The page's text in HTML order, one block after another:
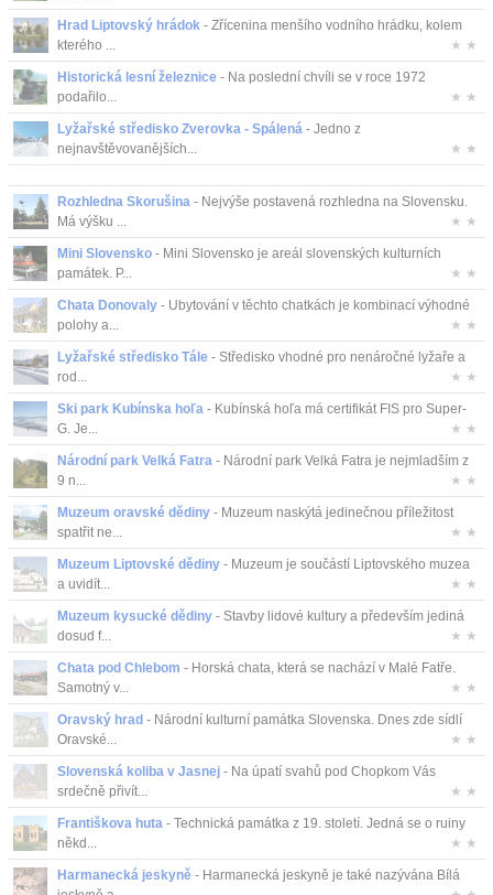
Hrad Liptovský hrádok - Zřícenina menšího vodního hrádku, kolem
kterého ...
★ ★
Historická lesní železnice - Na poslední chvíli se v roce 1972
podařilo...
★ ★
Lyžařské středisko Zverovka - Spálená - Jedno z
nejnavštěvovanějších...
★ ★
Rozhledna Skorušina - Nejvýše postavená rozhledna na Slovensku.
Má výšku ...
★ ★
Mini Slovensko - Mini Slovensko je areál slovenských kulturních
památek. P...
★ ★
Chata Donovaly - Ubytování v těchto chatkách je kombinací výhodné
polohy a...
★ ★
Lyžařské středisko Tále - Středisko vhodné pro nenáročné lyžaře a
rod...
★ ★
Ski park Kubínska hoľa - Kubínská hoľa má certifikát FIS pro Super-
G. Je...
★ ★
Národní park Velká Fatra - Národní park Velká Fatra je nejmladším z
9 n...
★ ★
Muzeum oravské dědiny - Muzeum naskýtá jedinečnou příležitost
spatřit ne...
★ ★
Muzeum Liptovské dědiny - Muzeum je součástí Liptovského muzea
a uvidít...
★ ★
Muzeum kysucké dědiny - Stavby lidové kultury a především jediná
dosud f...
★ ★
Chata pod Chlebom - Horská chata, která se nachází v Malé Fatře.
Samotný v...
★ ★
Oravský hrad - Národní kulturní památka Slovenska. Dnes zde sídlí
Oravské...
★ ★
Slovenská koliba v Jasnej - Na úpatí svahů pod Chopkom Vás
srdečně přivít...
★ ★
Františkova huta - Technická památka z 19. století. Jedná se o ruiny
někd...
★ ★
Harmanecká jeskyně - Harmanecká jeskyně je také nazývána Bílá